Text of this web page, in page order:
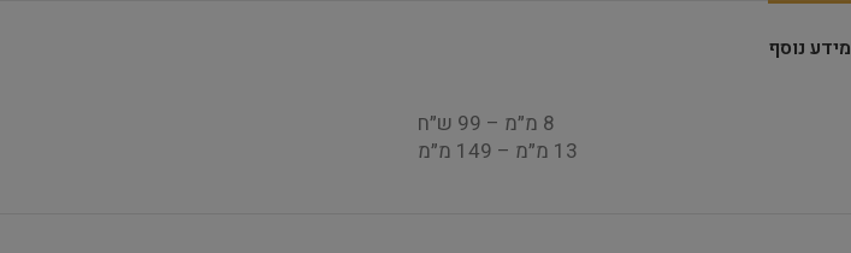
מידע נוסף
8 מ״מ – 99 ש״ח
13 מ״מ – 149 מ״מ